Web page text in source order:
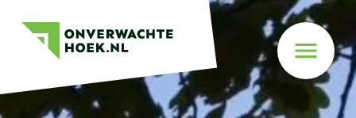
Onverwachte
Hoek
Naar
menu
Montferland